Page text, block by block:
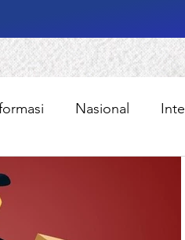
Nasional
Lembaga Generasi